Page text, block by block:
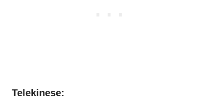
Telekinese: